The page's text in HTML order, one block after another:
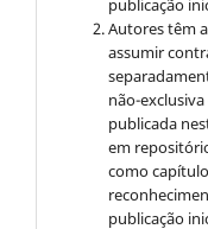
publicação
Autores têm
assumir
não-
publicada
em
como
publicação